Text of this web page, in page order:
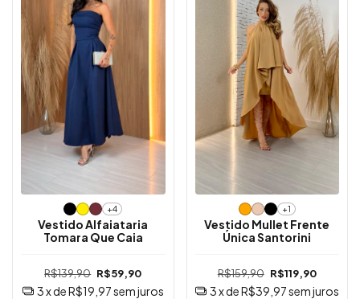
+4
Vestido Alfaiataria
Tomara Que Caia
R$139,90 R$59,90
3x deR$19,97sem juros
+1
Vestido Mullet Frente
Única Santorini
R$159,90 R$119,90
3x deR$39,97sem juros